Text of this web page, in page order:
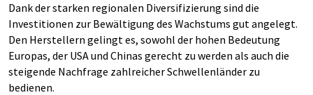
Dank der starken regionalen Diversifizierung sind die
Investitionen zur Bewältigung des Wachstums gut angelegt.
Den Herstellern gelingt es, sowohl der hohen Bedeutung
Europas, der USA und Chinas gerecht zu werden als auch die
steigende Nachfrage zahlreicher Schwellenländer zu
bedienen.